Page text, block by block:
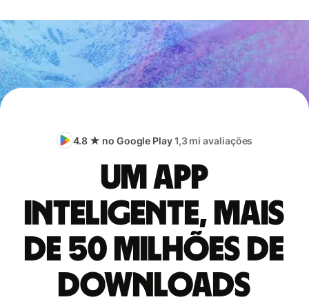
4.8 ★ no Google Play1,3 mi avaliações
Um app
inteligente, mais
de 50 milhões de
downloads